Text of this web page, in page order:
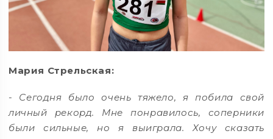
Мария Стрельская:
- Сегодня было очень тяжело, я побила свой
личный рекорд. Мне понравилось, соперники
были сильные, но я выиграла. Хочу сказать